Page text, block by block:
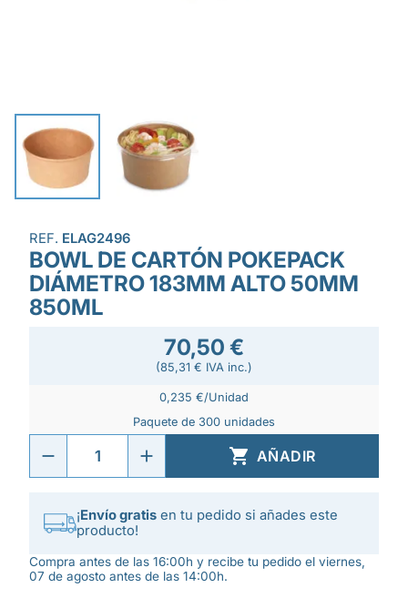
REF. ELAG2496
BOWL DE CARTÓN POKEPACK
DIÁMETRO 183MM ALTO 50MM
850ML
70,50 €
(85,31 € IVA inc.)
0,235 €/Unidad
Paquete de 300 unidades
 AÑADIR
¡Envío gratis en tu pedido si añades este
producto!
Compra antes de las 16:00h y recibe tu pedido el viernes,
07 de agosto antes de las 14:00h.